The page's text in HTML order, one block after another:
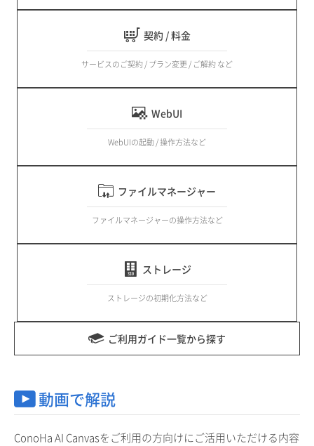
契約 / 料金
サービスのご契約 / プラン変更 / ご解約 など
WebUI
WebUIの起動 / 操作方法など
ファイルマネージャー
ファイルマネージャーの操作方法など
ストレージ
ストレージの初期化方法など
ご利用ガイド一覧から探す
動画で解説
ConoHa AI Canvasをご利用の方向けにご活用いただける内容